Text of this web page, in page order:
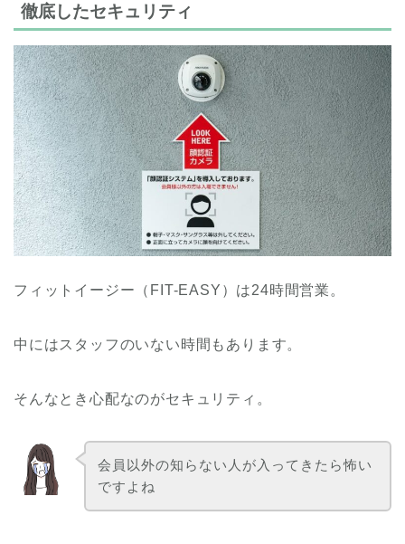
徹底したセキュリティ
フィットイージー（FIT-EASY）は24時間営業。
中にはスタッフのいない時間もあります。
そんなとき心配なのがセキュリティ。
会員以外の知らない人が入ってきたら怖い
ですよね